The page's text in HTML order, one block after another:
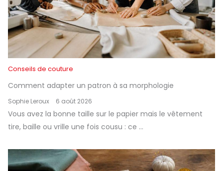
Conseils de couture
Comment adapter un patron à sa morphologie
Sophie Leroux 6 août 2026
Vous avez la bonne taille sur le papier mais le vêtement
tire, baille ou vrille une fois cousu : ce ...